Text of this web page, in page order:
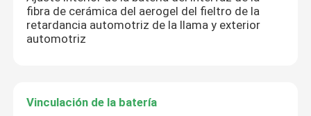
fibra de cerámica del aerogel del fieltro de la
retardancia automotriz de la llama y exterior
automotriz
Vinculación de la batería